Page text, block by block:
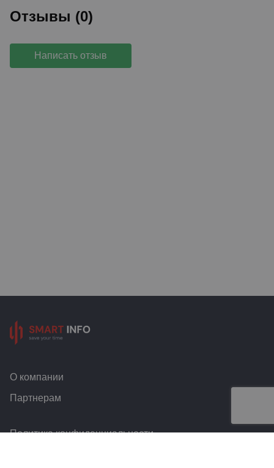
Отзывы (0)
Написать отзыв
О компании
Партнерам
Политика конфиденциальности